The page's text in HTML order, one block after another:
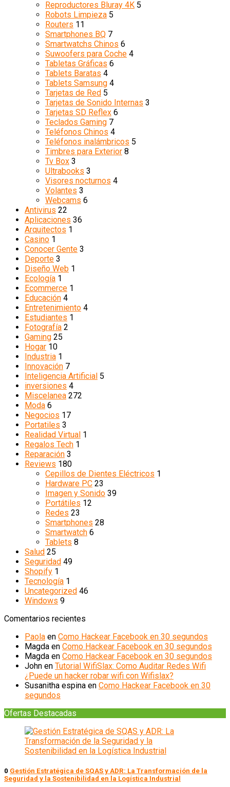
Reproductores Bluray 4K 5
Robots Limpieza 5
Routers 11
Smartphones BQ 7
Smartwatchs Chinos 6
Suwoofers para Coche 4
Tabletas Gráficas 6
Tablets Baratas 4
Tablets Samsung 4
Tarjetas de Red 5
Tarjetas de Sonido Internas 3
Tarjetas SD Reflex 6
Teclados Gaming 7
Teléfonos Chinos 4
Teléfonos inalámbricos 5
Timbres para Exterior 8
Tv Box 3
Ultrabooks 3
Visores nocturnos 4
Volantes 3
Webcams 6
Antivirus 22
Aplicaciones 36
Arquitectos 1
Casino 1
Conocer Gente 3
Deporte 3
Diseño Web 1
Ecología 1
Ecommerce 1
Educación 4
Entretenimiento 4
Estudiantes 1
Fotografía 2
Gaming 25
Hogar 10
Industria 1
Innovación 7
Inteligencia Artificial 5
inversiones 4
Miscelanea 272
Moda 6
Negocios 17
Portatiles 3
Realidad Virtual 1
Regalos Tech 1
Reparación 3
Reviews 180
Cepillos de Dientes Eléctricos 1
Hardware PC 23
Imagen y Sonido 39
Portátiles 12
Redes 23
Smartphones 28
Smartwatch 6
Tablets 8
Salud 25
Seguridad 49
Shopify 1
Tecnología 1
Uncategorized 46
Windows 9
Comentarios recientes
Paola en Como Hackear Facebook en 30 segundos
Magda en Como Hackear Facebook en 30 segundos
Magda en Como Hackear Facebook en 30 segundos
John en Tutorial WifiSlax: Como Auditar Redes Wifi
¿Puede un hacker robar wifi con Wifislax?
Susanitha espina en Como Hackear Facebook en 30
segundos
Ofertas Destacadas
0 Gestión Estratégica de SQAS y ADR: La Transformación de la
Seguridad y la Sostenibilidad en la Logística Industrial